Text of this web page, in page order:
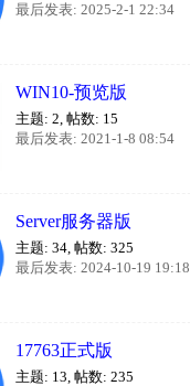
最后发表: 2025-2-1 22:34
WIN10-预览版
主题: 2, 帖数: 15
最后发表: 2021-1-8 08:54
Server服务器版
主题: 34, 帖数: 325
最后发表: 2024-10-19 19:18
17763正式版
主题: 13, 帖数: 235